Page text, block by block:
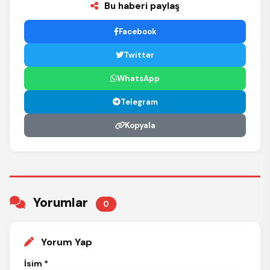
Bu haberi paylaş
Facebook
Twitter
WhatsApp
Telegram
Kopyala
Yorumlar 0
Yorum Yap
İsim *